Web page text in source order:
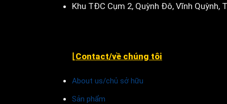
Khu TĐC Cụm 2, Quỳnh Đô, Vĩnh Quỳnh,
⌊Contact/về chúng tôi
About us/chủ sở hữu
Sản phẩm